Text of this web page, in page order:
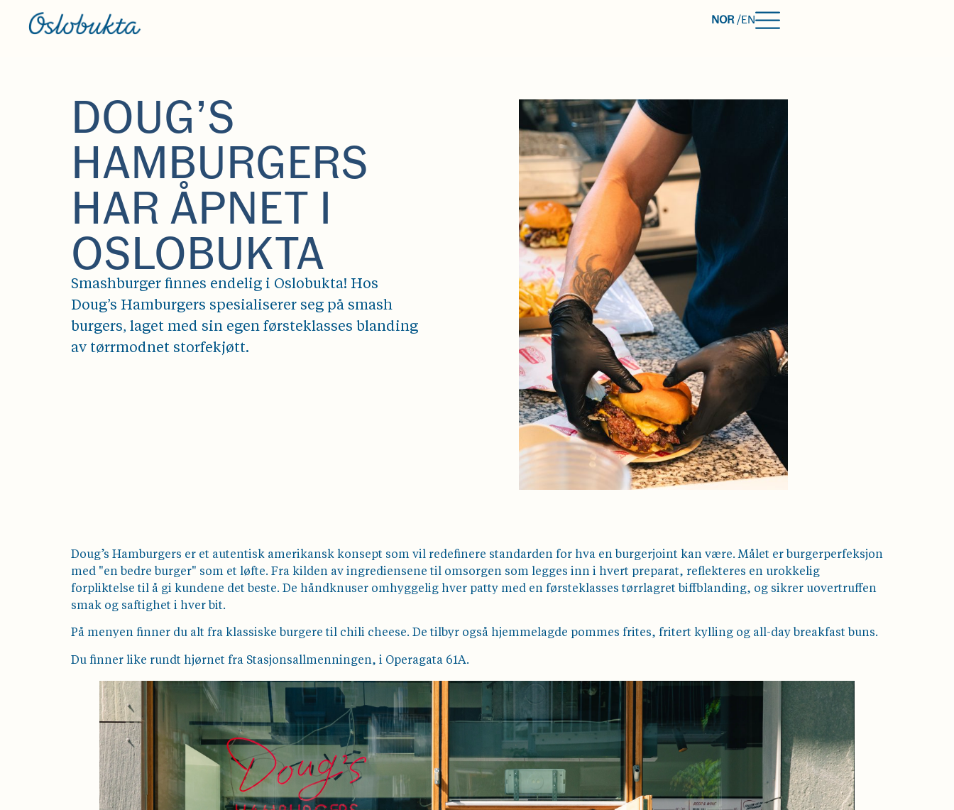
NOR /EN
DOUG’S
HAMBURGERS
HAR ÅPNET I
OSLOBUKTA
Smashburger finnes endelig i Oslobukta! Hos
Doug’s Hamburgers spesialiserer seg på smash
burgers, laget med sin egen førsteklasses blanding
av tørrmodnet storfekjøtt.
Doug’s Hamburgers er et autentisk amerikansk konsept som vil redefinere standarden for hva en burgerjoint kan være. Målet er burgerperfeksjon
med "en bedre burger" som et løfte. Fra kilden av ingrediensene til omsorgen som legges inn i hvert preparat, reflekteres en urokkelig
forpliktelse til å gi kundene det beste. De håndknuser omhyggelig hver patty med en førsteklasses tørrlagret biffblanding, og sikrer uovertruffen
smak og saftighet i hver bit.
På menyen finner du alt fra klassiske burgere til chili cheese. De tilbyr også hjemmelagde pommes frites, fritert kylling og all-day breakfast buns.
Du finner like rundt hjørnet fra Stasjonsallmenningen, i Operagata 61A.